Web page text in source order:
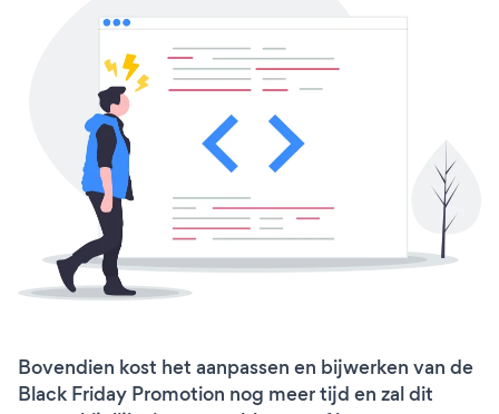
Bovendien kost het aanpassen en bijwerken van de
Black Friday Promotion nog meer tijd en zal dit